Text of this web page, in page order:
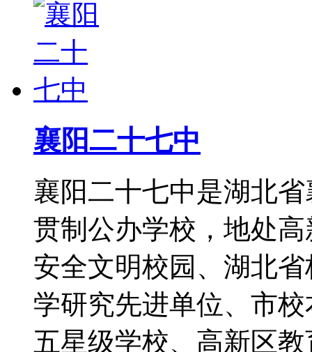
襄阳二十七中
襄阳二十七中是湖北
贯制公办学校，地处
安全文明校园、湖北
学研究先进单位、市
五星级学校、高新区